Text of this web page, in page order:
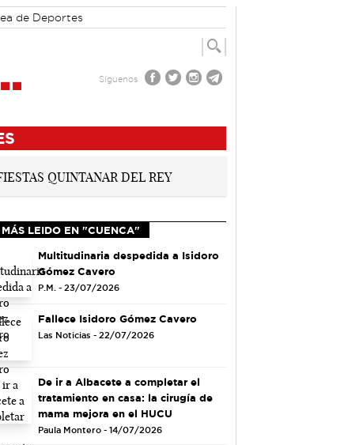
de Deportes
Síguenos
MÁS LEIDO EN "CUENCA"
Multitudinaria despedida a Isidoro
Gómez Cavero
P.M. - 23/07/2026
Fallece Isidoro Gómez Cavero
Las Noticias - 22/07/2026
De ir a Albacete a completar el
tratamiento en casa: la cirugía de
mama mejora en el HUCU
Paula Montero - 14/07/2026